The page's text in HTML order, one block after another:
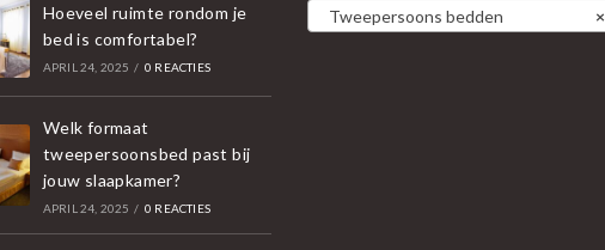
Hoeveel ruimte rondom je
bed is comfortabel?
APRIL 24, 2025 / 0 REACTIES
Welk formaat
tweepersoonsbed past bij
jouw slaapkamer?
APRIL 24, 2025 / 0 REACTIES
×
Tweepersoons bedden